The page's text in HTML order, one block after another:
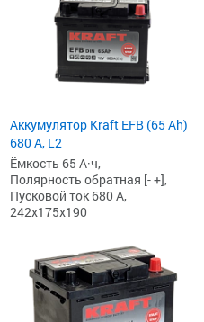
Аккумулятор Kraft EFB (65 Ah)
680 А, L2
Ёмкость 65 А·ч,
Полярность обратная [- +],
Пусковой ток 680 А,
242x175x190